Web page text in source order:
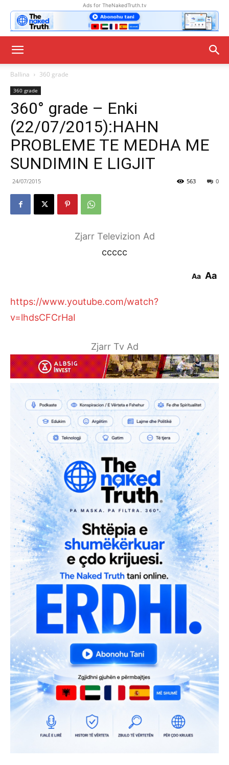
Ads for TheNakedTruth.tv
Ballina 360 grade
360 grade
360° grade – Enki
(22/07/2015):HAHN
PROBLEME TE MEDHA ME
SUNDIMIN E LIGJIT
24/07/2015 0
563
Zjarr Televizion Ad
ccccc
Aa Aa
https://www.youtube.com/watch?
v=lhdsCFCrHaI
Zjarr Tv Ad